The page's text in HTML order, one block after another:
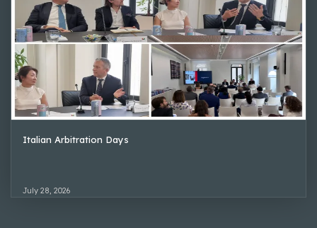
Italian Arbitration Days
July 28, 2026